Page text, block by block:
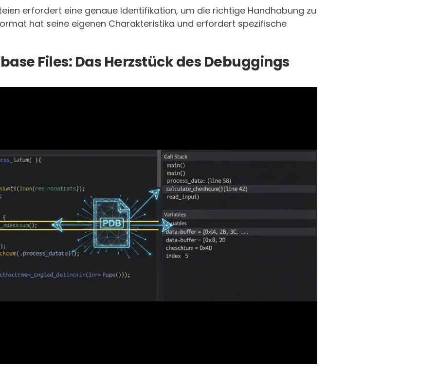
erfordert eine genaue Identifikation, um die richtige Handhabung zu
hat seine eigenen Charakteristika und erfordert spezifische
Files: Das Herzstück des Debuggings